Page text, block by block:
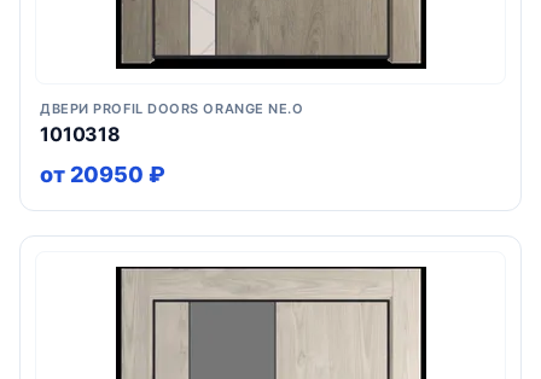
ДВЕРИ PROFIL DOORS ORANGE NE.O
1010318
от 20950 ₽